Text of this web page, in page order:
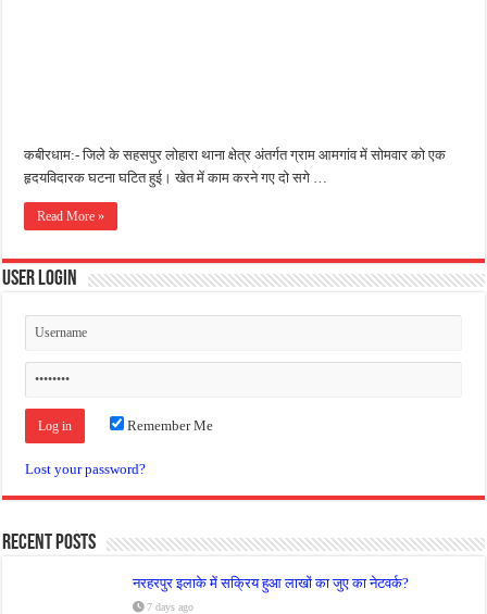
कबीरधाम:- जिले के सहसपुर लोहारा थाना क्षेत्र अंतर्गत ग्राम आमगांव में सोमवार को एक
हृदयविदारक घटना घटित हुई। खेत में काम करने गए दो सगे …
Read More »
User Login
Remember Me
Lost your password?
Recent Posts
नरहरपुर इलाके में सक्रिय हुआ लाखों का जुए का नेटवर्क?
7 days ago